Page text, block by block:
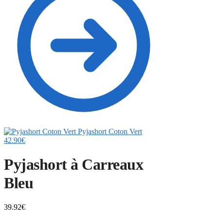
Pyjashort Coton Vert
42.90€
Pyjashort à Carreaux
Bleu
39.92€